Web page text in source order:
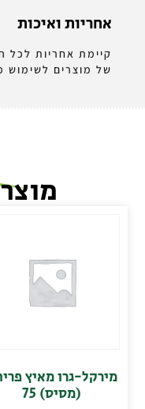
אחריות ואיכות
קיימת אחריות לכל
של מוצרים לשימוש
מירקל-גרו מאיץ
(מסיס) 75